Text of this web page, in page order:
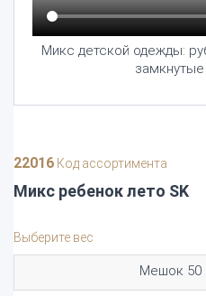
Микс детской одежды:
замкнутые
22016 Код ассортимента
Микс ребенок лето SK
Выберите вес
Мешок 50